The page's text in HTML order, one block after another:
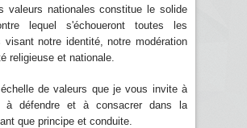
valeurs nationales constitue le solide
lequel s'échoueront toutes les
notre identité, notre modération
religieuse et nationale.
de valeurs que je vous invite à
à défendre et à consacrer dans la
que principe et conduite.